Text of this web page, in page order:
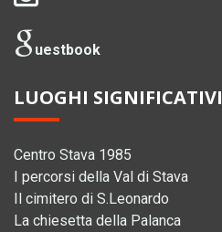
uestbook
LUOGHI SIGNIFICATIVI
Centro Stava 1985
I percorsi della Val di Stava
Il cimitero di S.Leonardo
La chiesetta della Palanca